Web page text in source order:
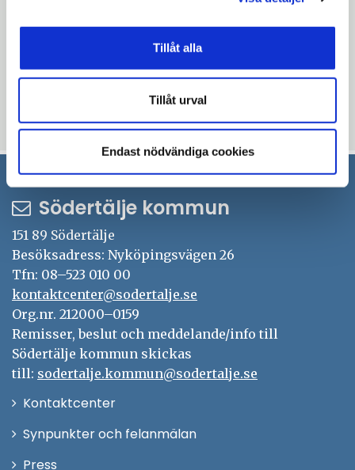
Tillåt alla
Tillåt urval
Endast nödvändiga cookies
Mer information: Bo Ljungberg,
Uppdaterad: 2018-02-16
Södertälje kommun
151 89 Södertälje
Besöksadress: Nyköpingsvägen 26
Tfn: 08–523 010 00
kontaktcenter@sodertalje.se
Org.nr. 212000–0159
Remisser, beslut och meddelande/info till
Södertälje kommun skickas
till: sodertalje.kommun@sodertalje.se
KontaktcenterÖppna
Synpunkter och felanmälan
Press